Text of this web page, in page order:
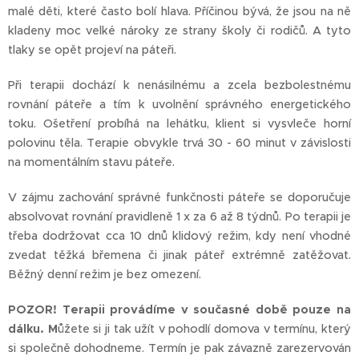
malé děti, které často bolí hlava. Příčinou bývá, že jsou na ně
kladeny moc velké nároky ze strany školy či rodičů. A tyto
tlaky se opět projeví na páteři.
Při terapii dochází k nenásilnému a zcela bezbolestnému
rovnání páteře a tím k uvolnění správného energetického
toku. Ošetření probíhá na lehátku, klient si vysvleče horní
polovinu těla. Terapie obvykle trvá 30 - 60 minut v závislosti
na momentálním stavu páteře.
V zájmu zachování správné funkčnosti páteře se doporučuje
absolvovat rovnání pravidleně 1 x za 6 až 8 týdnů. Po terapii je
třeba dodržovat cca 10 dnů klidový režim, kdy není vhodné
zvedat těžká břemena či jinak páteř extrémně zatěžovat.
Běžný denní režim je bez omezení.
POZOR! Terapii provádíme v současné době pouze na
dálku. Můžete si ji tak užít v pohodlí domova v termínu, který
si společně dohodneme. Termín je pak závazně zarezervován